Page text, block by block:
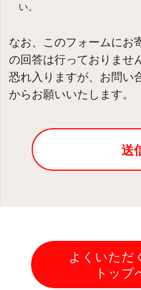
い。
なお、このフォームにお
の回答は行っておりませ
恐れ入りますが、お問い
からお願いいたします。
送
よくいただ
トップ